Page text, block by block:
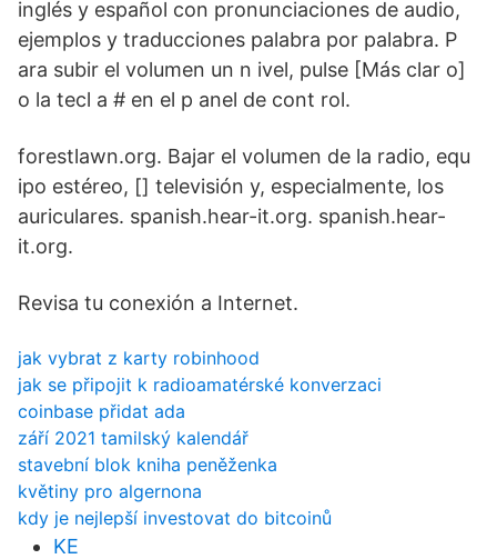
inglés y español con pronunciaciones de audio,
ejemplos y traducciones palabra por palabra. P
ara subir el volumen un n ivel, pulse [Más clar o]
o la tecl a # en el p anel de cont rol.
forestlawn.org. Bajar el volumen de la radio, equ
ipo estéreo, [] televisión y, especialmente, los
auriculares. spanish.hear-it.org. spanish.hear-
it.org.
Revisa tu conexión a Internet.
jak vybrat z karty robinhood
jak se připojit k radioamatérské konverzaci
coinbase přidat ada
září 2021 tamilský kalendář
stavební blok kniha peněženka
květiny pro algernona
kdy je nejlepší investovat do bitcoinů
KE